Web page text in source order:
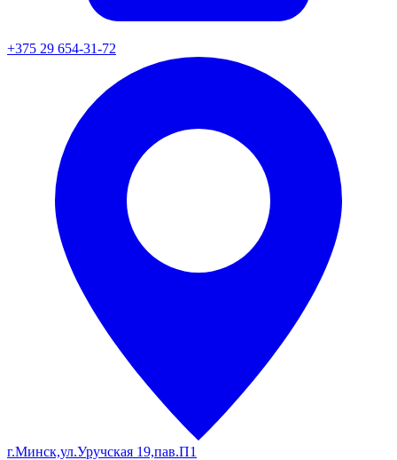
+375 29 654-31-72
г.Минск,ул.Уручская 19,пав.П1